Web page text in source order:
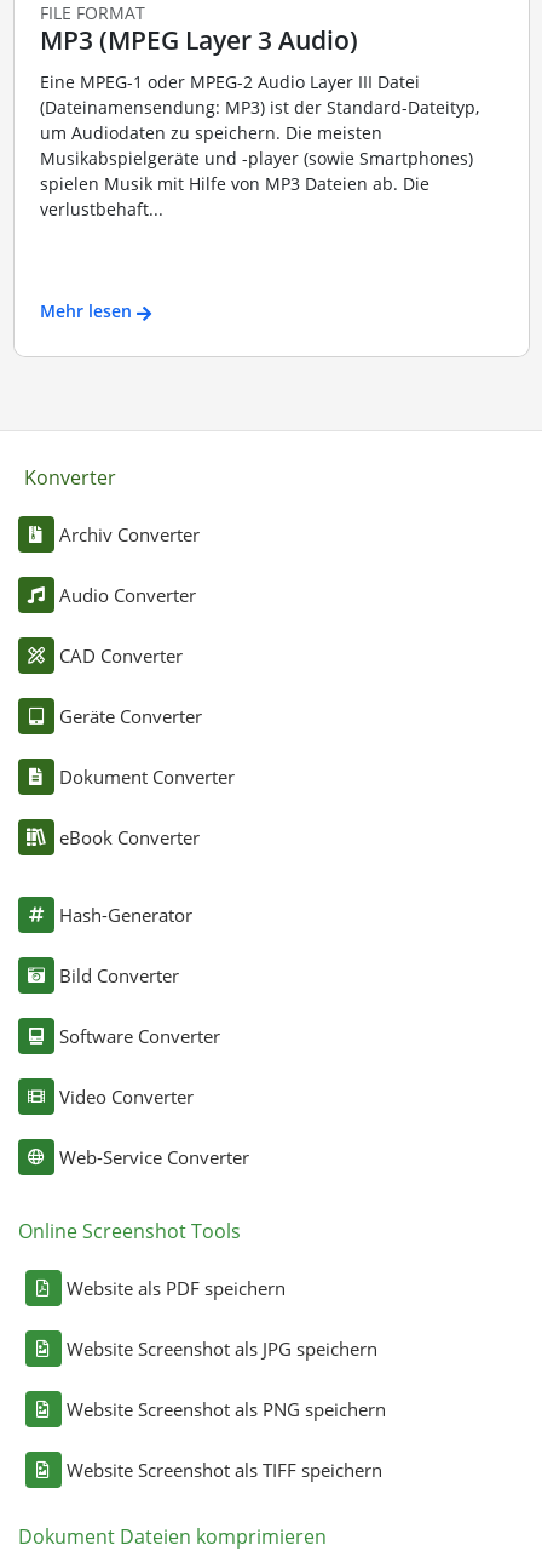
FILE FORMAT
MP3 (MPEG Layer 3 Audio)
Eine MPEG-1 oder MPEG-2 Audio Layer III Datei
(Dateinamensendung: MP3) ist der Standard-Dateityp,
um Audiodaten zu speichern. Die meisten
Musikabspielgeräte und -player (sowie Smartphones)
spielen Musik mit Hilfe von MP3 Dateien ab. Die
verlustbehaft...
Mehr lesen
Konverter
Archiv Converter
Audio Converter
CAD Converter
Geräte Converter
Dokument Converter
eBook Converter
Hash-Generator
Bild Converter
Software Converter
Video Converter
Web-Service Converter
Online Screenshot Tools
Website als PDF speichern
Website Screenshot als JPG speichern
Website Screenshot als PNG speichern
Website Screenshot als TIFF speichern
Dokument Dateien komprimieren